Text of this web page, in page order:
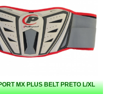
MX PLUS BELT PRETO L/XL